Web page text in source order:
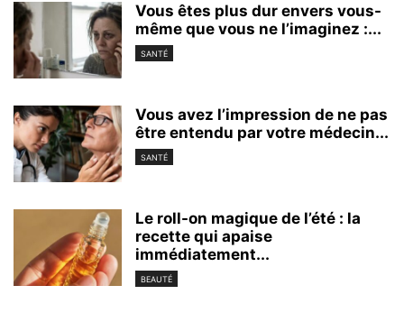
Vous êtes plus dur envers vous-
même que vous ne l’imaginez :...
SANTÉ
Vous avez l’impression de ne pas
être entendu par votre médecin...
SANTÉ
Le roll-on magique de l’été : la
recette qui apaise
immédiatement...
BEAUTÉ